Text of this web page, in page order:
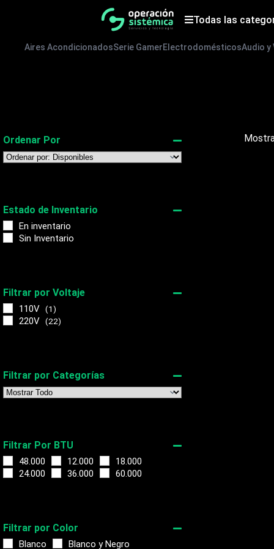
Todas las
Aires AcondicionadosSerie GamerElectrodomésticosAudio y
Ordenar Por
Sort Products
Estado de Inventario
En inventario
Sin Inventario
Filtrar por Voltaje
110V (1)
220V (22)
Filtrar por Categorías
Filtrar Por BTU
48.000 12.000
18.000
24.000
36.000 60.000
Filtrar por Color
Blanco
Blanco y Negro